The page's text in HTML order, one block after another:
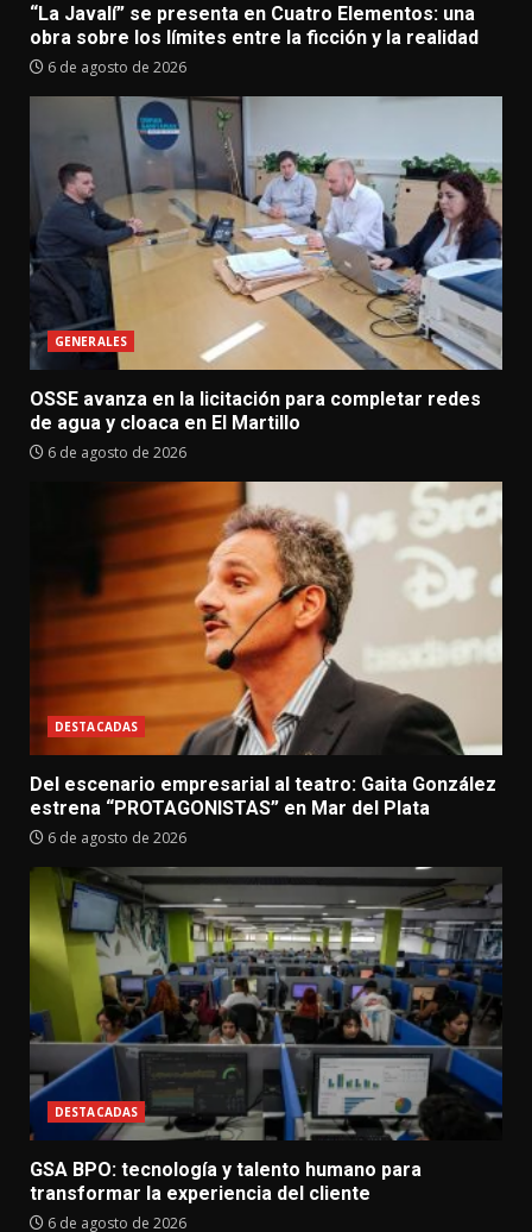
“La Javalí” se presenta en Cuatro Elementos: una
obra sobre los límites entre la ficción y la realidad
6 de agosto de 2026
GENERALES
OSSE avanza en la licitación para completar redes
de agua y cloaca en El Martillo
6 de agosto de 2026
DESTACADAS
Del escenario empresarial al teatro: Gaita González
estrena “PROTAGONISTAS” en Mar del Plata
6 de agosto de 2026
DESTACADAS
GSA BPO: tecnología y talento humano para
transformar la experiencia del cliente
6 de agosto de 2026